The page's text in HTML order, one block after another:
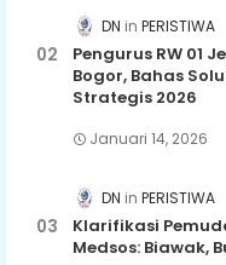
DN PERISTIWA
Pengurus RW 01
Bogor, Bahas
Strategis 2026
Januari 14, 2026
DN PERISTIWA
Klarifikasi
Medsos: Biawak,